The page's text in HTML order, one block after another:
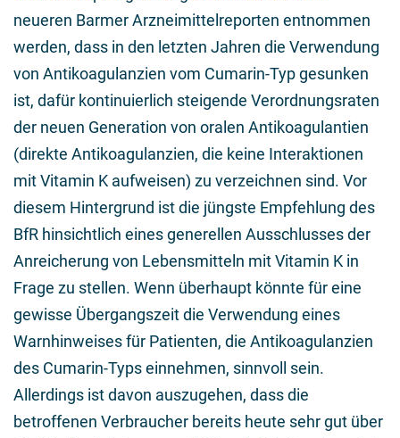
neueren Barmer Arzneimittelreporten entnommen
werden, dass in den letzten Jahren die Verwendung
von Antikoagulanzien vom Cumarin-Typ gesunken
ist, dafür kontinuierlich steigende Verordnungsraten
der neuen Generation von oralen Antikoagulantien
(direkte Antikoagulanzien, die keine Interaktionen
mit Vitamin K aufweisen) zu verzeichnen sind. Vor
diesem Hintergrund ist die jüngste Empfehlung des
BfR hinsichtlich eines generellen Ausschlusses der
Anreicherung von Lebensmitteln mit Vitamin K in
Frage zu stellen. Wenn überhaupt könnte für eine
gewisse Übergangszeit die Verwendung eines
Warnhinweises für Patienten, die Antikoagulanzien
des Cumarin-Typs einnehmen, sinnvoll sein.
Allerdings ist davon auszugehen, dass die
betroffenen Verbraucher bereits heute sehr gut über